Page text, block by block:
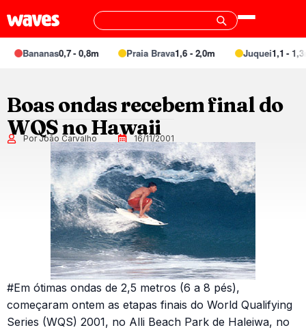
Bananas0,7 - 0,8m Praia Brava1,6 - 2,0m Juquei1,1 - 1,3m
Boas ondas recebem final do
WQS no Hawaii
Por João Carvalho 16/11/2001
#Em ótimas ondas de 2,5 metros (6 a 8 pés),
começaram ontem as etapas finais do World Qualifying
Series (WQS) 2001, no Alli Beach Park de Haleiwa, no